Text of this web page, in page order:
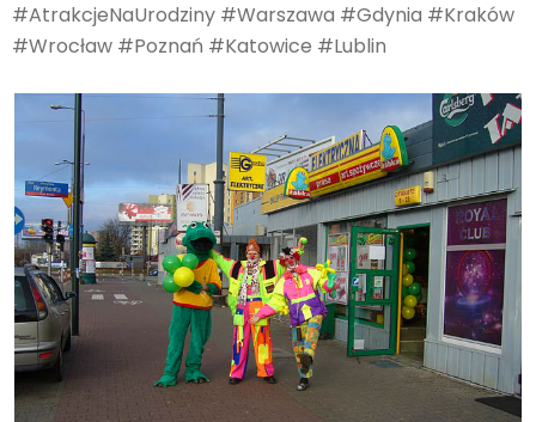
#AtrakcjeNaUrodziny #Warszawa #Gdynia #Kraków
#Wrocław #Poznań #Katowice #Lublin